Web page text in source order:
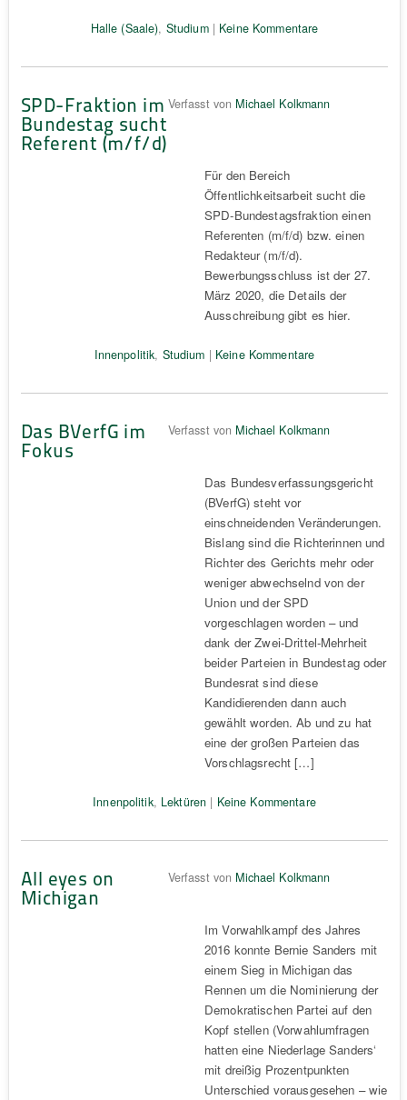
Halle (Saale), Studium| Keine Kommentare
SPD-Fraktion im
Bundestag sucht
Referent (m/f/d)
Verfasst von Michael Kolkmann
Für den Bereich
Öffentlichkeitsarbeit sucht die
SPD-Bundestagsfraktion einen
Referenten (m/f/d) bzw. einen
Redakteur (m/f/d).
Bewerbungsschluss ist der 27.
März 2020, die Details der
Ausschreibung gibt es hier.
Innenpolitik, Studium | Keine Kommentare
Das BVerfG im
Fokus
Verfasst von Michael Kolkmann
Das Bundesverfassungsgericht
(BVerfG) steht vor
einschneidenden Veränderungen.
Bislang sind die Richterinnen und
Richter des Gerichts mehr oder
weniger abwechselnd von der
Union und der SPD
vorgeschlagen worden – und
dank der Zwei-Drittel-Mehrheit
beider Parteien in Bundestag oder
Bundesrat sind diese
Kandidierenden dann auch
gewählt worden. Ab und zu hat
eine der großen Parteien das
Vorschlagsrecht […]
Innenpolitik, Lektüren | Keine Kommentare
All eyes on
Michigan
Verfasst von Michael Kolkmann
Im Vorwahlkampf des Jahres
2016 konnte Bernie Sanders mit
einem Sieg in Michigan das
Rennen um die Nominierung der
Demokratischen Partei auf den
Kopf stellen (Vorwahlumfragen
hatten eine Niederlage Sanders‘
mit dreißig Prozentpunkten
Unterschied vorausgesehen – wie